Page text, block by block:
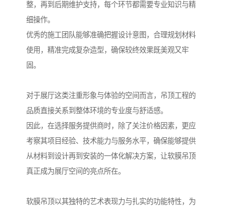
整，再到后期维护支持，每个环节都需要专业知识与精
细操作。
优秀的施工团队能够准确把握设计意图，合理规划材料
使用，精准完成复杂造型，确保较终效果既美观又牢
固。
对于展厅这类注重形象与体验的空间而言，吊顶工程的
品质直接关系到整体环境的专业度与舒适感。
因此，在选择服务提供商时，除了关注价格因素，更应
考察其项目经验、技术能力与服务水平，确保能够提供
从材料到设计再到安装的一体化解决方案，让软膜吊顶
真正成为展厅空间的亮点所在。
软膜吊顶以其独特的艺术表现力与扎实的功能特性，为